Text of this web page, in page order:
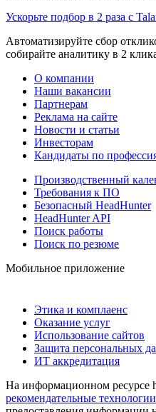
Ускорьте подбор в 2 раза с
Автоматизируйте сбор
собирайте аналитику в 2
О компании
Наши вакансии
Партнерам
Реклама на сайте
Новости и статьи
Инвесторам
Кандидаты по
Производственный
Требования к ПО
Безопасный HeadHunter
HeadHunter API
Поиск работы
Поиск по резюме
Мобильное приложение
Этика и комплаенс
Оказание услуг
Использование сайтов
Защита персональных
ИТ аккредитация
На информационном ресурсе
рекомендательные технологии